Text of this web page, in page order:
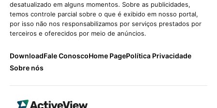
desatualizado em alguns momentos. Sobre as publicidades,
temos controle parcial sobre o que é exibido em nosso portal,
por isso não nos responsabilizamos por serviços prestados por
terceiros e oferecidos por meio de anúncios.
DownloadFale ConoscoHome PagePolítica Privacidade
Sobre nós